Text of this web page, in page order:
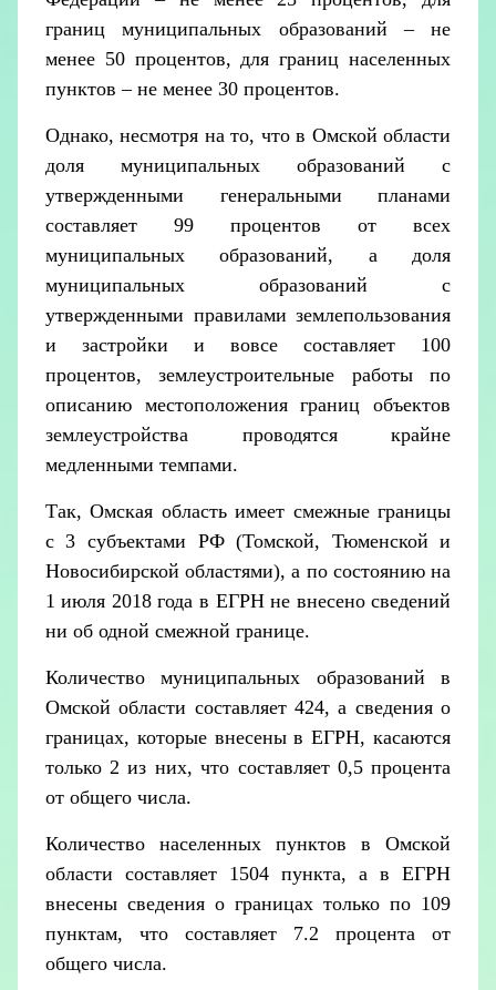
границ муниципальных образований – не
менее 50 процентов, для границ населенных
пунктов – не менее 30 процентов.
Однако, несмотря на то, что в Омской области
доля муниципальных образований с
утвержденными генеральными планами
составляет 99 процентов от всех
муниципальных образований, а доля
муниципальных образований с
утвержденными правилами землепользования
и застройки и вовсе составляет 100
процентов, землеустроительные работы по
описанию местоположения границ объектов
землеустройства проводятся крайне
медленными темпами.
Так, Омская область имеет смежные границы
с 3 субъектами РФ (Томской, Тюменской и
Новосибирской областями), а по состоянию на
1 июля 2018 года в ЕГРН не внесено сведений
ни об одной смежной границе.
Количество муниципальных образований в
Омской области составляет 424, а сведения о
границах, которые внесены в ЕГРН, касаются
только 2 из них, что составляет 0,5 процента
от общего числа.
Количество населенных пунктов в Омской
области составляет 1504 пункта, а в ЕГРН
внесены сведения о границах только по 109
пунктам, что составляет 7.2 процента от
общего числа.